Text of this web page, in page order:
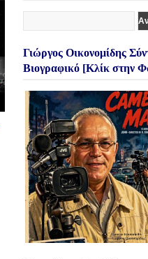
Γιώργος Οικονομίδης
Βιογραφικό [Κλίκ στην